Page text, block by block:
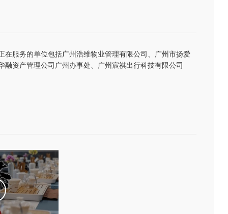
服务的单位包括广州浩维物业管理有限公司、广州市扬爱
资产管理公司广州办事处、广州宸祺出行科技有限公司